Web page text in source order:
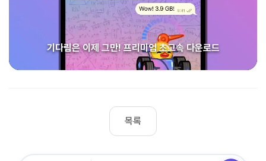
기다림은 이제 그만! 프리미엄 초고속 다운로드
목록